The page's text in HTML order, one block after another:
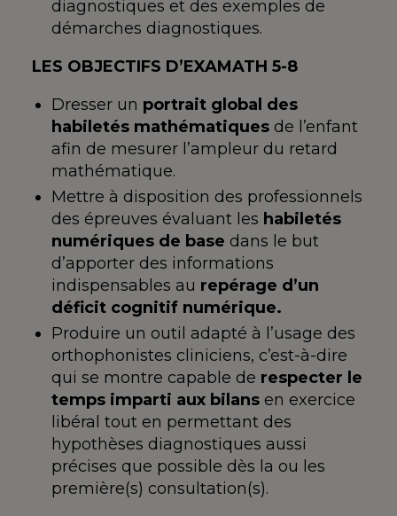
diagnostiques et des exemples de
démarches diagnostiques.
LES OBJECTIFS D’EXAMATH 5-8
Dresser un portrait global des
habiletés mathématiques de l’enfant
afin de mesurer l’ampleur du retard
mathématique.
Mettre à disposition des professionnels
des épreuves évaluant les habiletés
numériques de base dans le but
d’apporter des informations
indispensables au repérage d’un
déficit cognitif numérique.
Produire un outil adapté à l’usage des
orthophonistes cliniciens, c’est-à-dire
qui se montre capable de respecter le
temps imparti aux bilans en exercice
libéral tout en permettant des
hypothèses diagnostiques aussi
précises que possible dès la ou les
première(s) consultation(s).